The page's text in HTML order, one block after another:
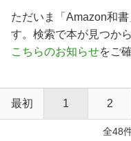
ただいま「Amazon和
す。検索で本が見つか
こちらのお知らせをご
最初 1 2
全48